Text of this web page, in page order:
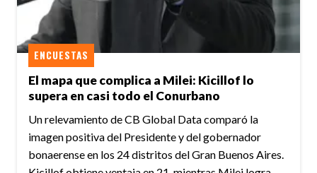
El mapa que complica a Milei: Kicillof lo
supera en casi todo el Conurbano
ENCUESTAS
Un relevamiento de CB Global Data comparó la
imagen positiva del Presidente y del gobernador
bonaerense en los 24 distritos del Gran Buenos Aires.